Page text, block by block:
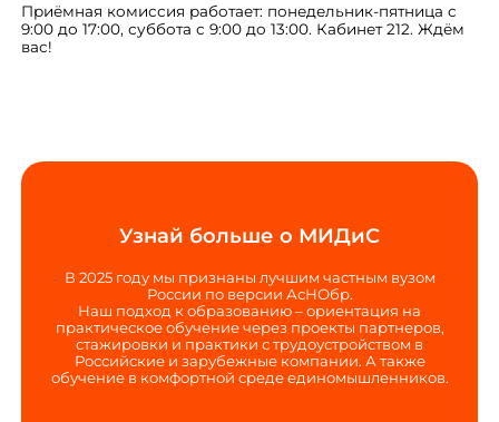
Приёмная комиссия работает: понедельник-пятница с
9:00 до 17:00, суббота с 9:00 до 13:00. Кабинет 212. Ждём
вас!
Узнай больше о МИДиС
В 2025 году мы признаны лучшим частным вузом
России по версии АсНОбр.
Наш подход к образованию – ориентация на
практическое обучение через проекты партнеров,
стажировки и практики с трудоустройством в
Российские и зарубежные компании. А также
обучение в комфортной среде единомышленников.